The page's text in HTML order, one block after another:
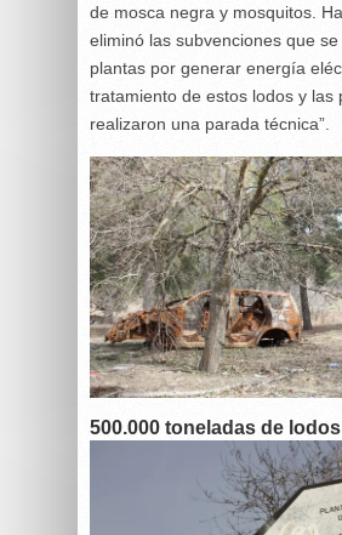
de mosca negra y mosquitos.
eliminó las subvenciones que
plantas por generar energía
tratamiento de estos lodos y las
realizaron una parada técnica”.
500.000 toneladas de lodos